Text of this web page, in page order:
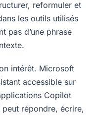
reformuler et
les outils utilisés
pas d’une phrase
intérêt. Microsoft
accessible sur
Copilot
répondre, écrire,